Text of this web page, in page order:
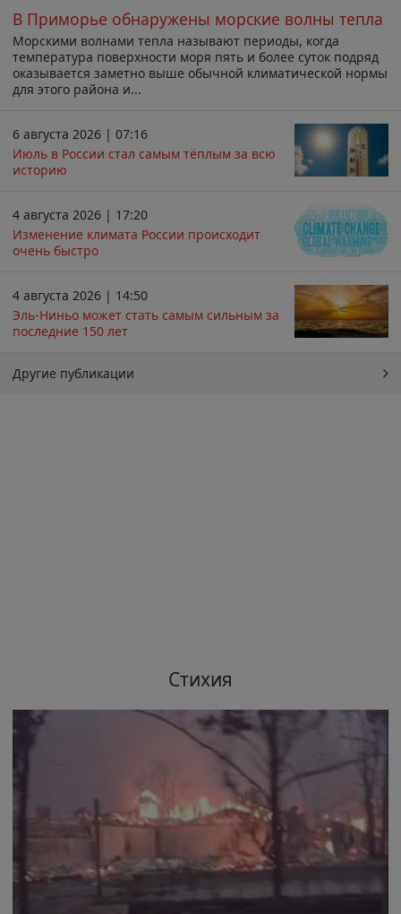
В Приморье обнаружены морские волны тепла
Морскими волнами тепла называют периоды, когда
температура поверхности моря пять и более суток подряд
оказывается заметно выше обычной климатической нормы
для этого района и...
6 августа 2026 | 07:16
Июль в России стал самым тёплым за всю
историю
4 августа 2026 | 17:20
Изменение климата России происходит
очень быстро
4 августа 2026 | 14:50
Эль-Ниньо может стать самым сильным за
последние 150 лет
Другие публикации
Стихия